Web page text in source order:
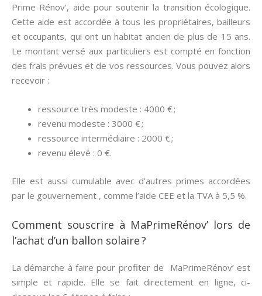
Prime Rénov’, aide pour soutenir la transition écologique.
Cette aide est accordée à tous les propriétaires, bailleurs
et occupants, qui ont un habitat ancien de plus de 15 ans.
Le montant versé aux particuliers est compté en fonction
des frais prévues et de vos ressources. Vous pouvez alors
recevoir :
ressource très modeste : 4000 € ;
revenu modeste : 3000 € ;
ressource intermédiaire : 2000 € ;
revenu élevé : 0 €.
Elle est aussi cumulable avec d’autres primes accordées
par le gouvernement , comme l’aide CEE et la TVA à 5,5 %.
Comment souscrire à MaPrimeRénov’ lors de
l’achat d’un ballon solaire ?
La démarche à faire pour profiter de MaPrimeRénov’ est
simple et rapide. Elle se fait directement en ligne, ci-